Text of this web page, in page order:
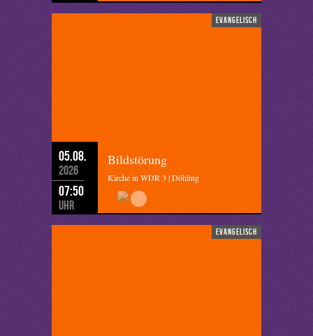
evangelisch
05.08.
2026
07:50
Uhr
Bildstörung
Kirche in WDR 3 | Döhling
evangelisch